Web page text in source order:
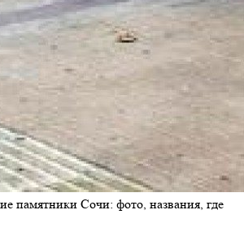
памятники Сочи: фото, названия, где